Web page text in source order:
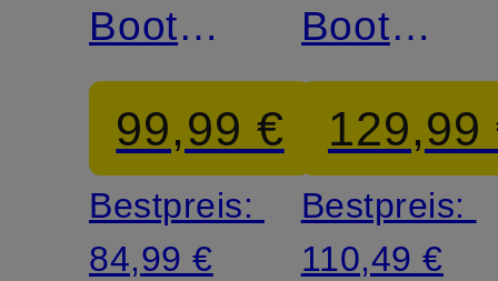
Boots
ALICE02
99,99 €
Bestpreis:
84,99 €
Boots
FAME
129,99
Bestpreis:
110,49 €